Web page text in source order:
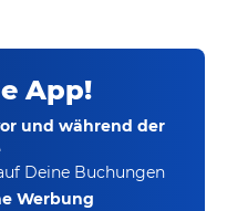
App!
und während der
Deine Buchungen
Werbung